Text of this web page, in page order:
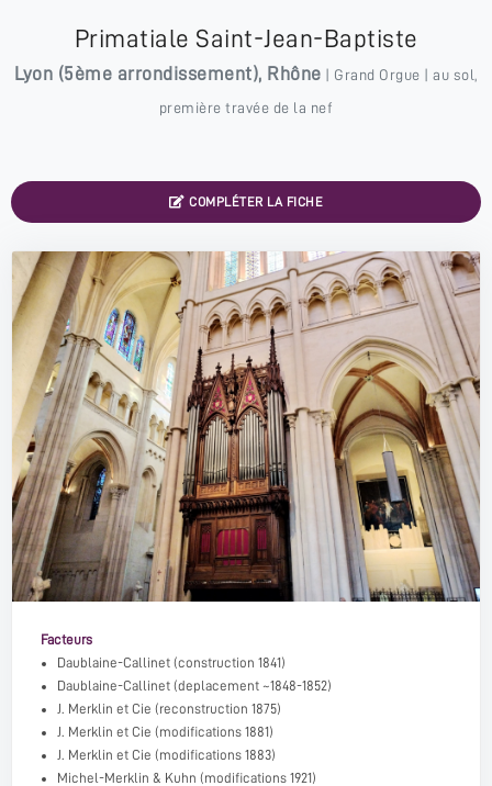
Primatiale Saint-Jean-Baptiste
Lyon (5ème arrondissement), Rhône | Grand Orgue | au sol,
première travée de la nef
COMPLÉTER LA FICHE
Facteurs
Daublaine-Callinet (construction 1841)
Daublaine-Callinet (deplacement ~1848-1852)
J. Merklin et Cie (reconstruction 1875)
J. Merklin et Cie (modifications 1881)
J. Merklin et Cie (modifications 1883)
Michel-Merklin & Kuhn (modifications 1921)